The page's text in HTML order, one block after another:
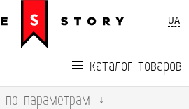
UA
каталог товаров
по параметрам ↓